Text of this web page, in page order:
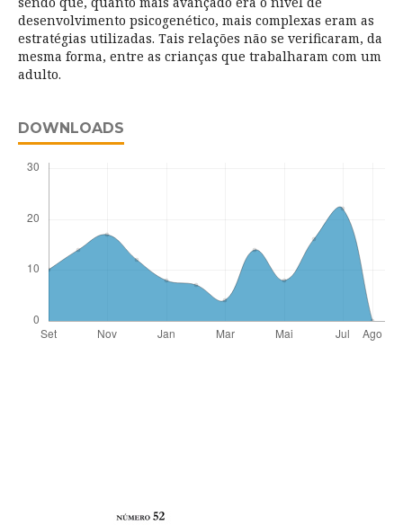
desenvolvimento psicogenético, mais complexas eram as
estratégias utilizadas. Tais relações não se verificaram, da
mesma forma, entre as crianças que trabalharam com um
adulto.
DOWNLOADS